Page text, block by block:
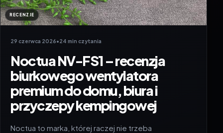
RECENZJE
29 czerwca 2026•24 min czytania
Noctua NV-FS1 – recenzja
biurkowego wentylatora
premium do domu, biura i
przyczepy kempingowej
Noctua to marka, której raczej nie trzeba